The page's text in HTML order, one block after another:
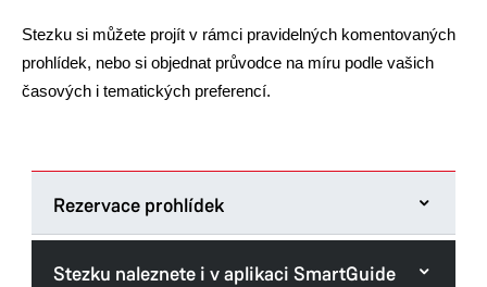
Stezku si můžete projít v rámci pravidelných komentovaných
prohlídek, nebo si objednat průvodce na míru podle vašich
časových i tematických preferencí.
Rezervace prohlídek
Pravidelné komentované prohlídky
Stezku naleznete i v aplikaci SmartGuide